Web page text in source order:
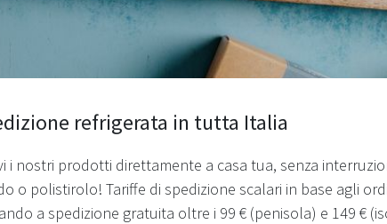
refrigerata in tutta Italia
i nostri prodotti direttamente a casa tua, senza
o polistirolo! Tariffe di spedizione scalari in base agli
a spedizione gratuita oltre i 99 € (penisola) e 149 €